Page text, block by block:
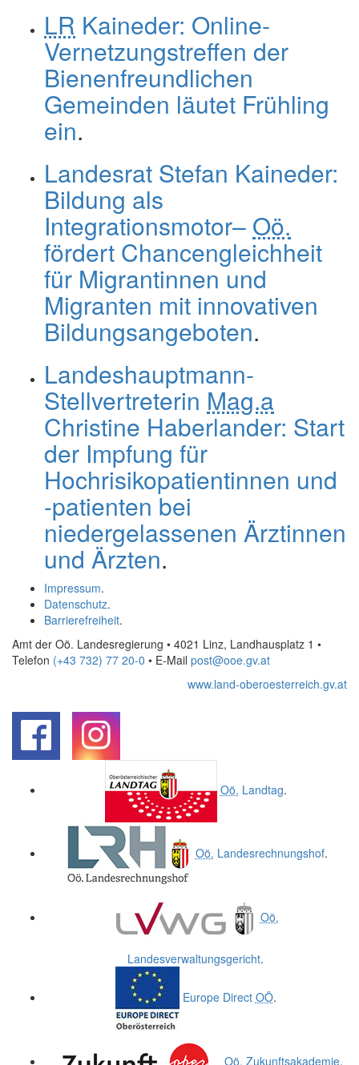
LR Kaineder: Online-
Vernetzungstreffen der
Bienenfreundlichen
Gemeinden läutet Frühling
ein.
Landesrat Stefan Kaineder:
Bildung als
Integrationsmotor– Oö.
fördert Chancengleichheit
für Migrantinnen und
Migranten mit innovativen
Bildungsangeboten.
Landeshauptmann-
Stellvertreterin Mag.a
Christine Haberlander: Start
der Impfung für
Hochrisikopatientinnen und
-patienten bei
niedergelassenen Ärztinnen
und Ärzten.
Impressum.
Datenschutz.
Barrierefreiheit.
Amt der Oö. Landesregierung • 4021 Linz, Landhausplatz 1 •
Telefon (+43 732) 77 20-0 • E-Mail post@ooe.gv.at
www.land-oberoesterreich.gv.at
Oö. Landtag.
Oö. Landesrechnungshof.
Oö.
Landesverwaltungsgericht.
Europe Direct OÖ.
Oö. Zukunftsakademie.